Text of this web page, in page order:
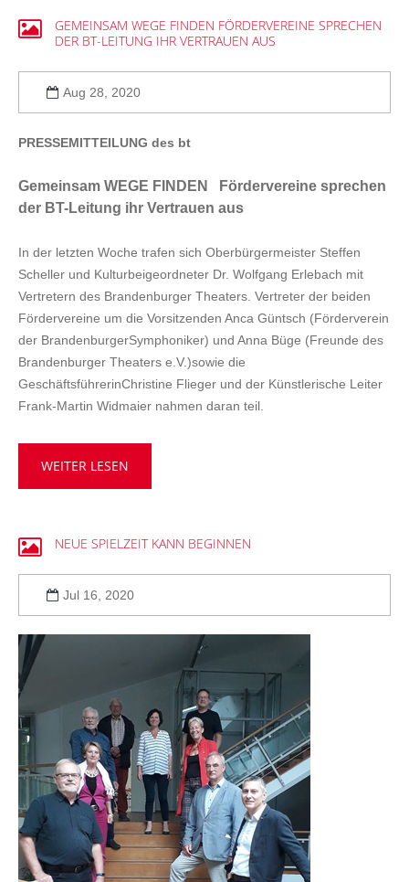
GEMEINSAM WEGE FINDEN FÖRDERVEREINE SPRECHEN
DER BT-LEITUNG IHR VERTRAUEN AUS
Aug 28, 2020
PRESSEMITTEILUNG des bt
Gemeinsam WEGE FINDEN Fördervereine sprechen
der BT-Leitung ihr Vertrauen aus
In der letzten Woche trafen sich Oberbürgermeister Steffen
Scheller und Kulturbeigeordneter Dr. Wolfgang Erlebach mit
Vertretern des Brandenburger Theaters. Vertreter der beiden
Fördervereine um die Vorsitzenden Anca Güntsch (Förderverein
der BrandenburgerSymphoniker) und Anna Büge (Freunde des
Brandenburger Theaters e.V.)sowie die
GeschäftsführerinChristine Flieger und der Künstlerische Leiter
Frank-Martin Widmaier nahmen daran teil.
WEITER LESEN
NEUE SPIELZEIT KANN BEGINNEN
Jul 16, 2020